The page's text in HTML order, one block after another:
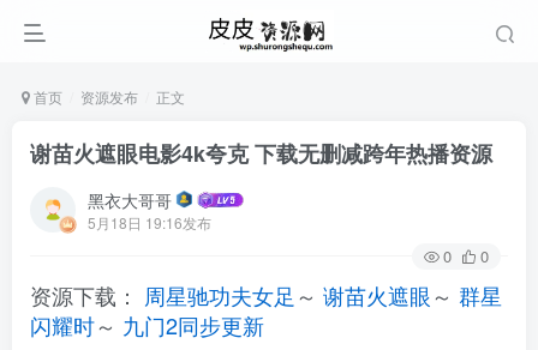
首页 资源发布 正文
谢苗火遮眼电影4k夸克 下载无删减跨年热播资源
黑衣大哥哥
5月18日 19:16发布
0 0
资源下载： 周星驰功夫女足 ～ 谢苗火遮眼～ 群星
闪耀时～ 九门2同步更新